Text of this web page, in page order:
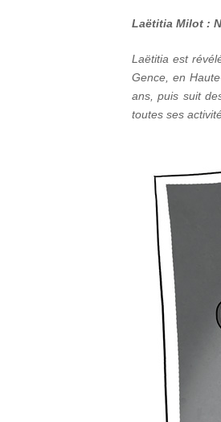
Laëtitia Milot :
Laëtitia est
Gence, en
ans, puis suit
toutes ses